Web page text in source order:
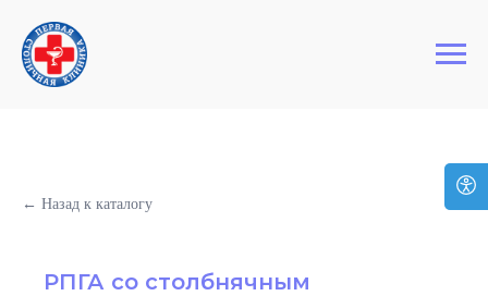
Первая Столичная Клиника
← Назад к каталогу
РПГА со столбнячным